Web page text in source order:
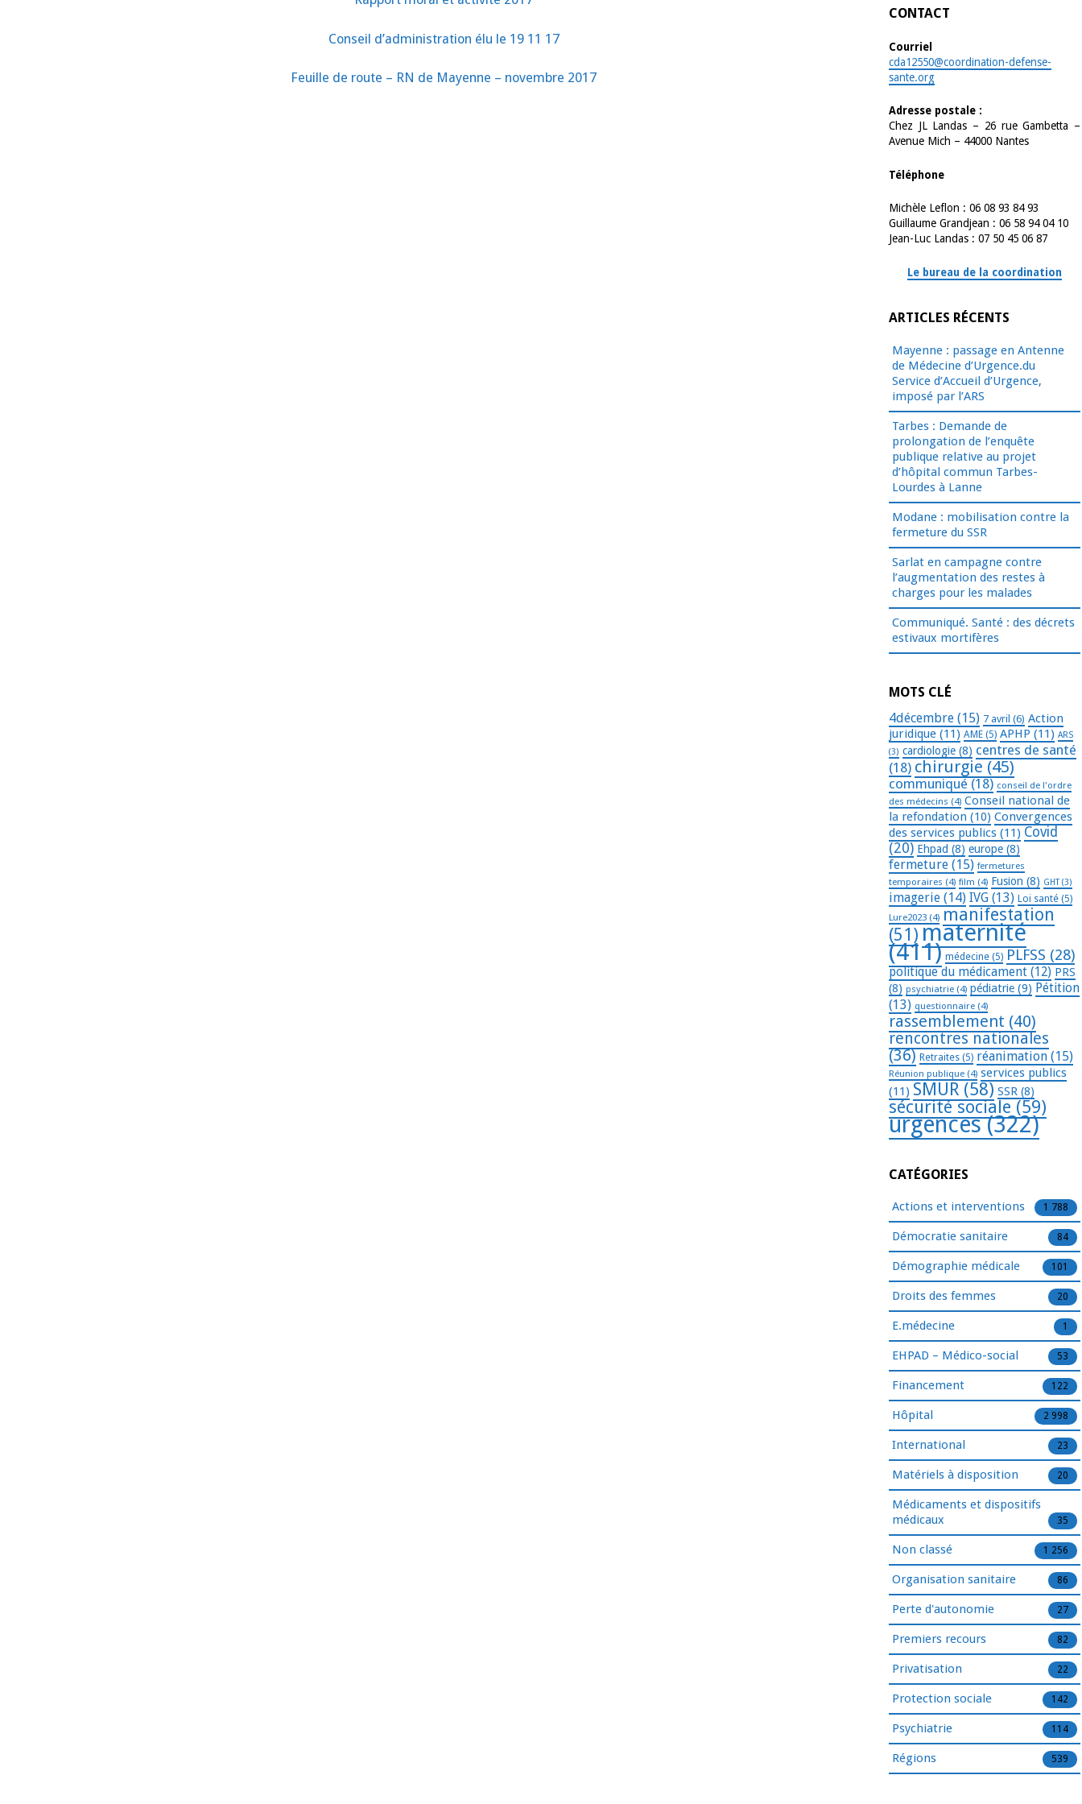
Conseil d’administration élu le 19 11 17
Feuille de route – RN de Mayenne – novembre 2017
CONTACT
Courriel
cda12550@coordination-defense-
sante.org
Adresse postale :
Chez JL Landas – 26 rue Gambetta –
Avenue Mich – 44000 Nantes
Téléphone
Michèle Leflon : 06 08 93 84 93
Guillaume Grandjean : 06 58 94 04 10
Jean-Luc Landas : 07 50 45 06 87
Le bureau de la coordination
ARTICLES RÉCENTS
Mayenne : passage en Antenne
de Médecine d’Urgence.du
Service d’Accueil d’Urgence,
imposé par l’ARS
Tarbes : Demande de
prolongation de l’enquête
publique relative au projet
d’hôpital commun Tarbes-
Lourdes à Lanne
Modane : mobilisation contre la
fermeture du SSR
Sarlat en campagne contre
l’augmentation des restes à
charges pour les malades
Communiqué. Santé : des décrets
estivaux mortifères
MOTS CLÉ
4décembre (15) 7 avril (6) Action
juridique (11) AME (5) APHP (11) ARS
(3) cardiologie (8) centres de santé
(18) chirurgie (45)
communiqué (18) conseil de l'ordre
des médecins (4) Conseil national de
la refondation (10) Convergences
des services publics (11) Covid
(20) Ehpad (8) europe (8)
fermeture (15) fermetures
temporaires (4) film (4) Fusion (8) GHT(3)
imagerie (14) IVG (13) Loi santé (5)
Lure2023 (4) manifestation
(51) maternité
(411) médecine (5) PLFSS (28)
politique du médicament (12) PRS
(8) psychiatrie (4) pédiatrie (9) Pétition
(13) questionnaire (4)
rassemblement (40)
rencontres nationales
(36) Retraites (5) réanimation (15)
Réunion publique (4) services publics
(11) SMUR (58) SSR (8)
sécurité sociale (59)
urgences(322)
CATÉGORIES
Actions et interventions 1 788
Démocratie sanitaire 84
Démographie médicale 101
Droits des femmes 20
E.médecine 1
EHPAD – Médico-social 53
Financement 122
Hôpital 2 998
International 23
Matériels à disposition 20
Médicaments et dispositifs
médicaux
35
Non classé 1 256
Organisation sanitaire 86
Perte d'autonomie 27
Premiers recours 82
Privatisation 22
Protection sociale 142
Psychiatrie 114
Régions 539